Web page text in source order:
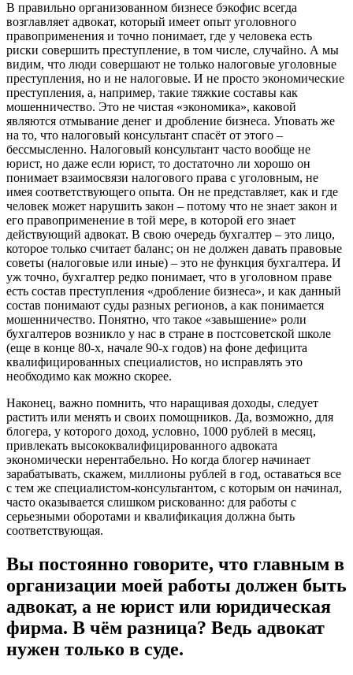
В правильно организованном бизнесе бэкофис всегда
возглавляет адвокат, который имеет опыт уголовного
правоприменения и точно понимает, где у человека есть
риски совершить преступление, в том числе, случайно. А мы
видим, что люди совершают не только налоговые уголовные
преступления, но и не налоговые. И не просто экономические
преступления, а, например, такие тяжкие составы как
мошенничество. Это не чистая «экономика», каковой
являются отмывание денег и дробление бизнеса. Уповать же
на то, что налоговый консультант спасёт от этого –
бессмысленно. Налоговый консультант часто вообще не
юрист, но даже если юрист, то достаточно ли хорошо он
понимает взаимосвязи налогового права с уголовным, не
имея соответствующего опыта. Он не представляет, как и где
человек может нарушить закон – потому что не знает закон и
его правоприменение в той мере, в которой его знает
действующий адвокат. В свою очередь бухгалтер – это лицо,
которое только считает баланс; он не должен давать правовые
советы (налоговые или иные) – это не функция бухгалтера. И
уж точно, бухгалтер редко понимает, что в уголовном праве
есть состав преступления «дробление бизнеса», и как данный
состав понимают суды разных регионов, а как понимается
мошенничество. Понятно, что такое «завышение» роли
бухгалтеров возникло у нас в стране в постсоветской школе
(еще в конце 80-х, начале 90-х годов) на фоне дефицита
квалифицированных специалистов, но исправлять это
необходимо как можно скорее.
Наконец, важно помнить, что наращивая доходы, следует
растить или менять и своих помощников. Да, возможно, для
блогера, у которого доход, условно, 1000 рублей в месяц,
привлекать высококвалифицированного адвоката
экономически нерентабельно. Но когда блогер начинает
зарабатывать, скажем, миллионы рублей в год, оставаться все
с тем же специалистом-консультантом, с которым он начинал,
часто оказывается слишком рискованно: для работы с
серьезными оборотами и квалификация должна быть
соответствующая.
Вы постоянно говорите, что главным в
организации моей работы должен быть
адвокат, а не юрист или юридическая
фирма. В чём разница? Ведь адвокат
нужен только в суде.